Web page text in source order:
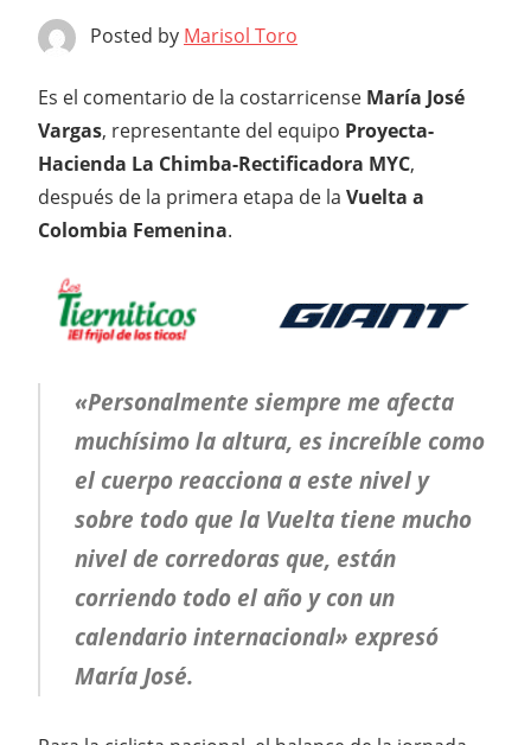
Posted by Marisol Toro
Es el comentario de la costarricense María José
Vargas, representante del equipo Proyecta-
Hacienda La Chimba-Rectificadora MYC,
después de la primera etapa de la Vuelta a
Colombia Femenina.
«Personalmente siempre me afecta
muchísimo la altura, es increíble como
el cuerpo reacciona a este nivel y
sobre todo que la Vuelta tiene mucho
nivel de corredoras que, están
corriendo todo el año y con un
calendario internacional» expresó
María José.